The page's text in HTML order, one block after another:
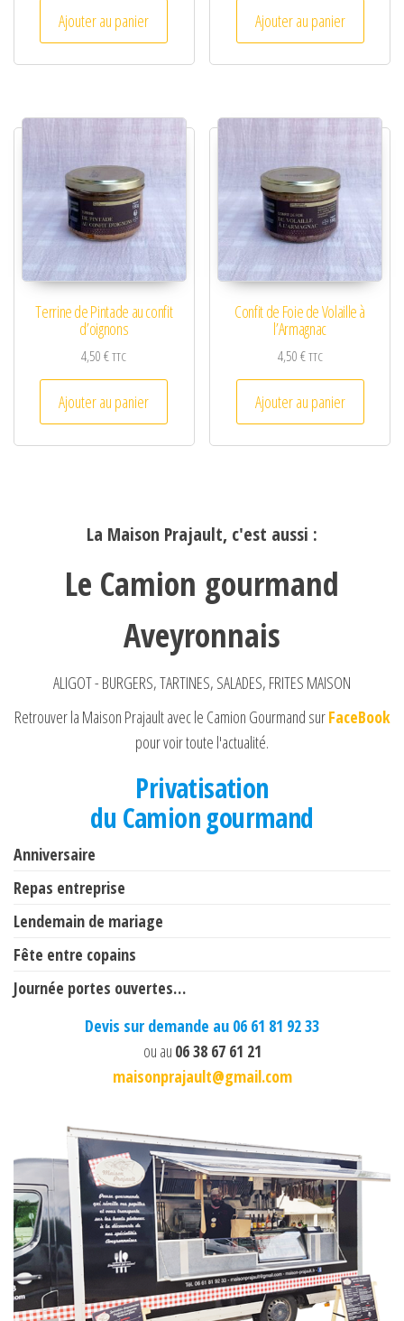
Ajouter au panier Ajouter au panier
Terrine de Pintade au confit
d’oignons
4,50€TTC
Ajouter au panier
Confit de Foie de Volaille à
l’Armagnac
4,50€TTC
Ajouter au panier
La Maison Prajault, c'est aussi :
Le Camion gourmand
Aveyronnais
ALIGOT - BURGERS, TARTINES, SALADES, FRITES MAISON
Retrouver la Maison Prajault avec le Camion Gourmand surFaceBook
pour voir toute l'actualité.
Privatisation
du Camion gourmand
Anniversaire
Repas entreprise
Lendemain de mariage
Fête entre copains
Journée portes ouvertes…
Devis sur demande au 06 61 81 92 33
ou au 06 38 67 61 21
maisonprajault@gmail.com